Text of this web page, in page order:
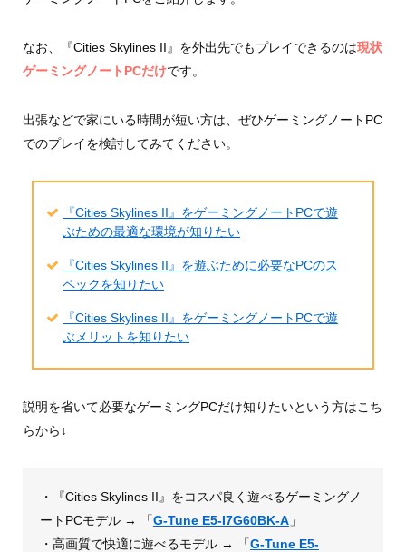
なお、『Cities Skylines II』を外出先でもプレイできるのは現状
ゲーミングノートPCだけです。
出張などで家にいる時間が短い方は、ぜひゲーミングノートPC
でのプレイを検討してみてください。
『Cities Skylines II』をゲーミングノートPCで遊
ぶための最適な環境が知りたい
『Cities Skylines II』を遊ぶために必要なPCのス
ペックを知りたい
『Cities Skylines II』をゲーミングノートPCで遊
ぶメリットを知りたい
説明を省いて必要なゲーミングPCだけ知りたいという方はこち
らから↓
・『Cities Skylines II』をコスパ良く遊べるゲーミングノ
ートPCモデル → 「G-Tune E5-I7G60BK-A」
・高画質で快適に遊べるモデル → 「G-Tune E5-